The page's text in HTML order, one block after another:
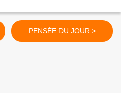
PENSÉE DU JOUR >